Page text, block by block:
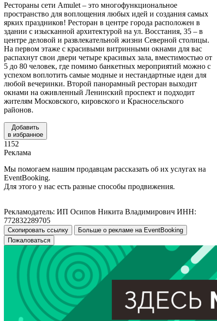
Рестораны сети Amulet – это многофункциональное
пространство для воплощения любых идей и создания самых
ярких праздников! Ресторан в центре города расположен в
здании с изысканной архитектурой на ул. Восстания, 35 – в
центре деловой и развлекательной жизни Северной столицы.
На первом этаже с красивыми витринными окнами для вас
распахнут свои двери четыре красивых зала, вместимостью от
5 до 80 человек, где помимо банкетных мероприятий можно с
успехом воплотить самые модные и нестандартные идеи для
любой вечеринки. Второй панорамный ресторан выходит
окнами на оживленный Ленинский проспект и подходит
жителям Московского, кировского и Красносельского
районов.
Добавить
в избранное
1152
Реклама
Мы помогаем нашим продавцам рассказать об их услугах на
EventBooking.
Для этого у нас есть разные способы продвижения.
Рекламодатель: ИП Осипов Никита Владимирович ИНН:
772832289705
Скопировать ссылку
Больше о рекламе на EventBooking
Пожаловаться